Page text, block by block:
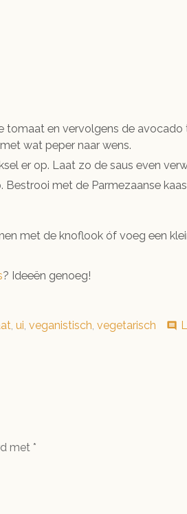
tomaat en vervolgens de
wat peper naar wens.
er op. Laat zo de saus even
met de Parmezaanse
met de knoflook óf voeg een
? Ideeën genoeg!
ui veganistisch vegetarisch comment
met *